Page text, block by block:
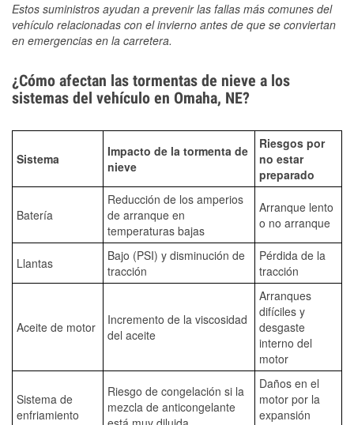
Estos suministros ayudan a prevenir las fallas más comunes del
vehículo relacionadas con el invierno antes de que se conviertan
en emergencias en la carretera.
¿Cómo afectan las tormentas de nieve a los
sistemas del vehículo en Omaha, NE?
Sistema
Impacto de la tormenta de
nieve
Riesgos por
no estar
preparado
Batería
Reducción de los amperios
de arranque en
temperaturas bajas
Arranque lento
o no arranque
Llantas
Bajo (PSI) y disminución de
tracción
Pérdida de la
tracción
Aceite de motor
Incremento de la viscosidad
del aceite
Arranques
difíciles y
desgaste
interno del
motor
Sistema de
enfriamiento
Riesgo de congelación si la
mezcla de anticongelante
Daños en el
motor por la
expansión